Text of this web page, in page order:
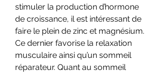
stimuler la production d’hormone
de croissance, il est intéressant de
faire le plein de zinc et magnésium.
Ce dernier favorise la relaxation
musculaire ainsi qu’un sommeil
réparateur. Quant au sommeil